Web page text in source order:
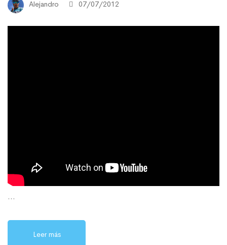
Alejandro 07/07/2012
…
Leer más